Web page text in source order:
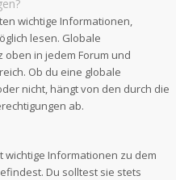
wichtige Informationen,
lesen. Globale
in jedem Forum und
Ob du eine globale
nicht, hängt von den durch die
ab.
Informationen zu dem
Du solltest sie stets